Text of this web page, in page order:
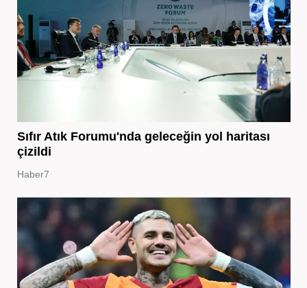
Sıfır Atık Forumu'nda geleceğin yol haritası
çizildi
Haber7